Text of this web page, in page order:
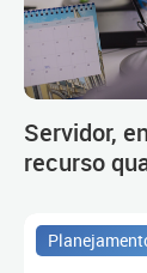
Servidor,
recurso